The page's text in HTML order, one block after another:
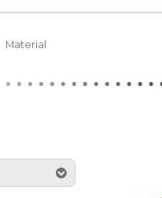
Material